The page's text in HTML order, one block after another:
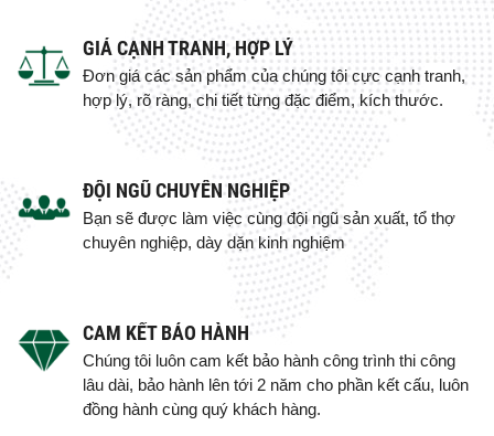
GIÁ CẠNH TRANH, HỢP LÝ
Đơn giá các sản phẩm của chúng tôi cực cạnh tranh,
hợp lý, rõ ràng, chi tiết từng đặc điểm, kích thước.
ĐỘI NGŨ CHUYÊN NGHIỆP
Bạn sẽ được làm việc cùng đội ngũ sản xuất, tổ thợ
chuyên nghiệp, dày dặn kinh nghiệm
CAM KẾT BẢO HÀNH
Chúng tôi luôn cam kết bảo hành công trình thi công
lâu dài, bảo hành lên tới 2 năm cho phần kết cấu, luôn
đồng hành cùng quý khách hàng.